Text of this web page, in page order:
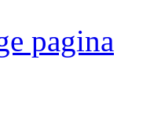
pagina